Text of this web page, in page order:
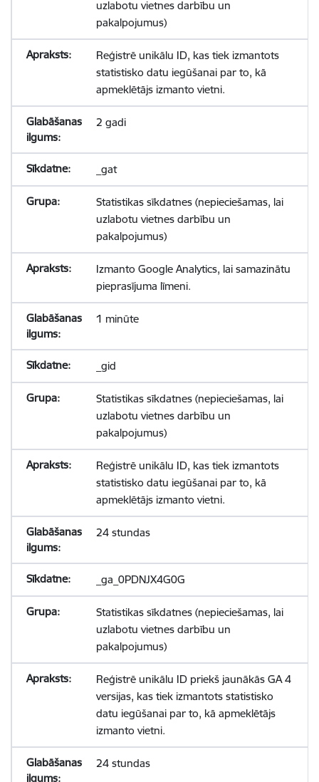
uzlabotu vietnes darbību un
pakalpojumus)
Reģistrē unikālu ID, kas tiek izmantots
statistisko datu iegūšanai par to, kā
apmeklētājs izmanto vietni.
2 gadi
_gat
Statistikas sīkdatnes (nepieciešamas, lai
uzlabotu vietnes darbību un
pakalpojumus)
Izmanto Google Analytics, lai samazinātu
pieprasījuma līmeni.
1 minūte
_gid
Statistikas sīkdatnes (nepieciešamas, lai
uzlabotu vietnes darbību un
pakalpojumus)
Reģistrē unikālu ID, kas tiek izmantots
statistisko datu iegūšanai par to, kā
apmeklētājs izmanto vietni.
24 stundas
_ga_0PDNJX4G0G
Statistikas sīkdatnes (nepieciešamas, lai
uzlabotu vietnes darbību un
pakalpojumus)
Reģistrē unikālu ID priekš jaunākās GA 4
versijas, kas tiek izmantots statistisko
datu iegūšanai par to, kā apmeklētājs
izmanto vietni.
24 stundas